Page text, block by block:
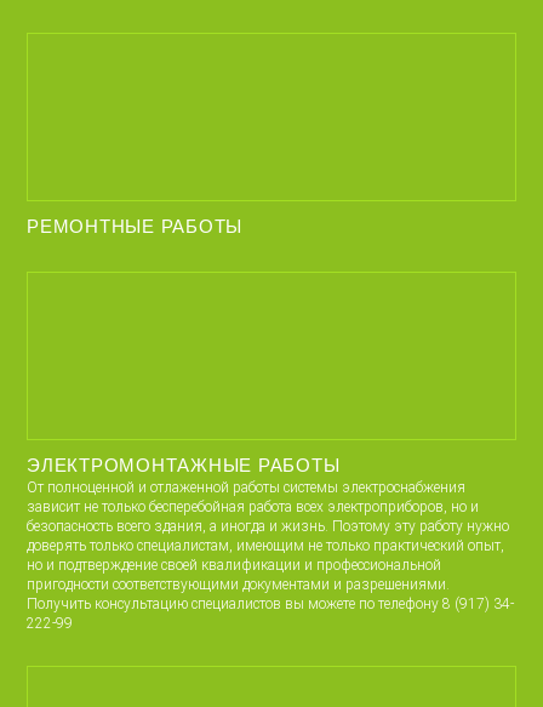
РЕМОНТНЫЕ РАБОТЫ
ЭЛЕКТРОМОНТАЖНЫЕ РАБОТЫ
От полноценной и отлаженной работы системы электроснабжения
зависит не только бесперебойная работа всех электроприборов, но и
безопасность всего здания, а иногда и жизнь. Поэтому эту работу нужно
доверять только специалистам, имеющим не только практический опыт,
но и подтверждение своей квалификации и профессиональной
пригодности соответствующими документами и разрешениями.
Получить консультацию специалистов вы можете по телефону 8 (917) 34-
222-99